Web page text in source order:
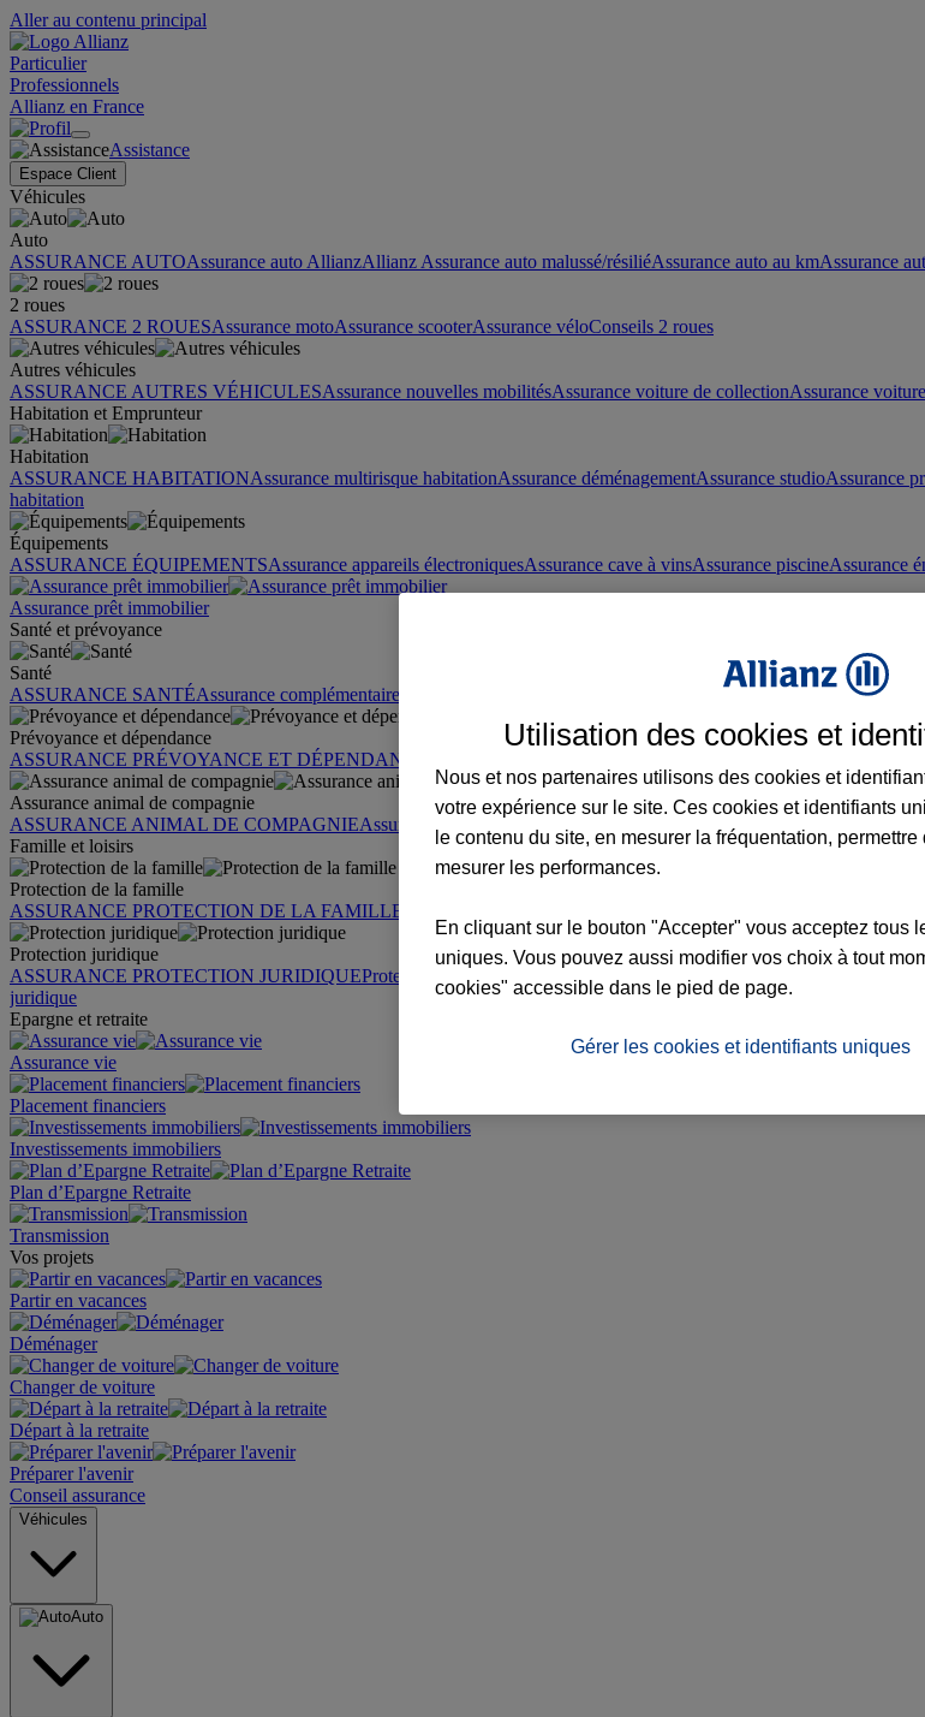
Aller au contenu principal
Particulier
Professionnels
Allianz en France
Assistance
Espace Client
Véhicules
Auto
ASSURANCE AUTOAssurance auto AllianzAllianz Assurance auto malussé/résiliéAssurance auto au kmAssurance
2 roues
ASSURANCE 2 ROUESAssurance motoAssurance scooterAssurance véloConseils 2 roues
Autres véhicules
ASSURANCE AUTRES VÉHICULESAssurance nouvelles mobilitésAssurance voiture de collectionAssurance
Habitation et Emprunteur
Habitation
ASSURANCE HABITATIONAssurance multirisque habitationAssurance déménagementAssurance studioAssurance
habitation
Équipements
ASSURANCE ÉQUIPEMENTSAssurance appareils électroniquesAssurance cave à vinsAssurance piscineAssurance
Assurance prêt immobilier
Santé et prévoyance
Santé
ASSURANCE SANTÉAssurance complémentaire santé Conseils santé
Prévoyance et dépendance
ASSURANCE PRÉVOYANCE ET DÉPENDANCE
Assurance animal de compagnie
ASSURANCE ANIMAL DE COMPAGNIEAssurance chien Assurance chat
Conseils animal de compagnie
Famille et loisirs
Protection de la famille
ASSURANCE PROTECTION DE LA FAMILLE
Protection juridique
ASSURANCE PROTECTION JURIDIQUEProtection juridique particuliers Protection juridique immobilière
juridique
Epargne et retraite
Assurance vie
Placement financiers
Investissements immobiliers
Plan d’Epargne Retraite
Transmission
Vos projets
Partir en vacances
Déménager
Changer de voiture
Départ à la retraite
Préparer l'avenir
Conseil assurance
Véhicules
Auto
Utilisation des cookies et
Nous et nos partenaires utilisons des cookies et
votre expérience sur le site. Ces cookies et identifiants
le contenu du site, en mesurer la fréquentation,
mesurer les performances.
En cliquant sur le bouton "Accepter" vous acceptez tous
uniques. Vous pouvez aussi modifier vos choix à tout
cookies" accessible dans le pied de page.
Gérer les cookies et identifiants uniques